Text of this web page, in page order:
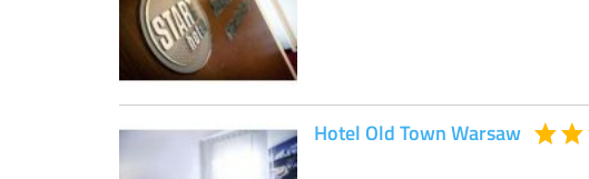
Hotel Old Town Warsaw